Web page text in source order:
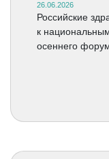
26.06.2026
Российские
к
осеннего